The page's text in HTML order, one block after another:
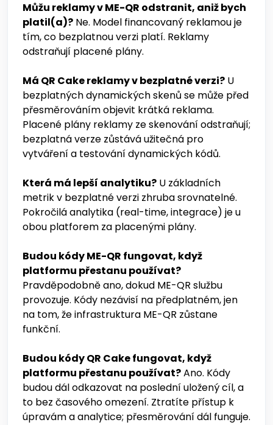
Můžu reklamy v ME-QR odstranit, aniž bych
platil(a)? Ne. Model financovaný reklamou je
tím, co bezplatnou verzi platí. Reklamy
odstraňují placené plány.
Má QR Cake reklamy v bezplatné verzi? U
bezplatných dynamických skenů se může před
přesměrováním objevit krátká reklama.
Placené plány reklamy ze skenování odstraňují;
bezplatná verze zůstává užitečná pro
vytváření a testování dynamických kódů.
Která má lepší analytiku? U základních
metrik v bezplatné verzi zhruba srovnatelné.
Pokročilá analytika (real-time, integrace) je u
obou platforem za placenými plány.
Budou kódy ME-QR fungovat, když
platformu přestanu používat?
Pravděpodobně ano, dokud ME-QR službu
provozuje. Kódy nezávisí na předplatném, jen
na tom, že infrastruktura ME-QR zůstane
funkční.
Budou kódy QR Cake fungovat, když
platformu přestanu používat?Ano. Kódy
budou dál odkazovat na poslední uložený cíl, a
to bez časového omezení. Ztratíte přístup k
úpravám a analytice; přesměrování dál funguje.